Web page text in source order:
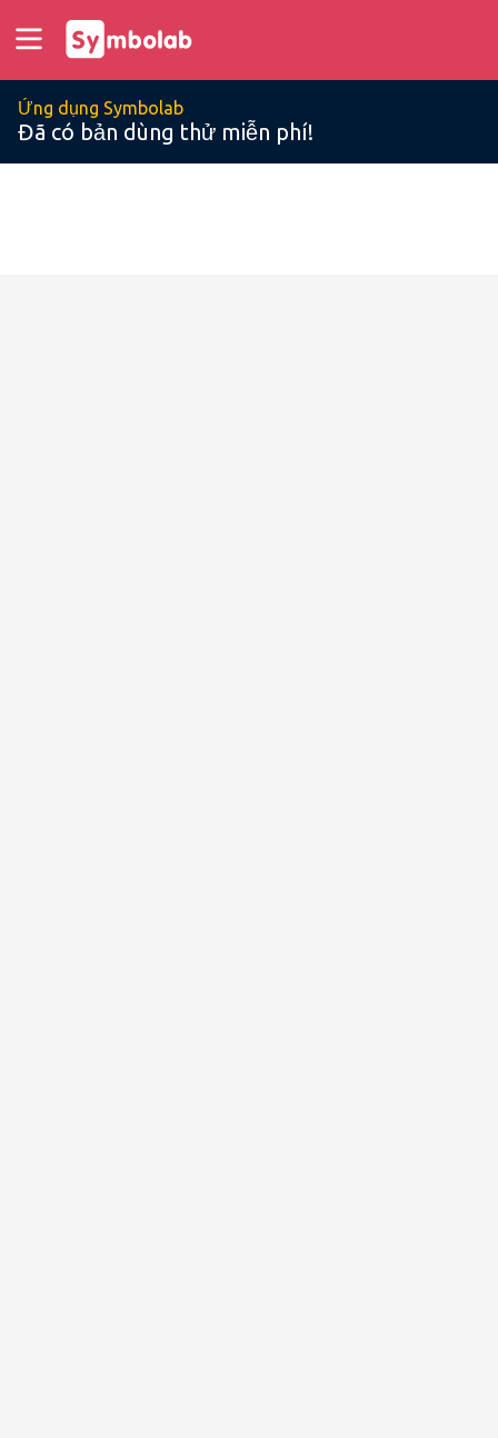
Ứng dụng Symbolab
Đã có bản dùng thử miễn phí!